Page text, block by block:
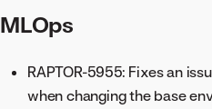
MLOps
RAPTOR-5955: Fixes an
when changing the base